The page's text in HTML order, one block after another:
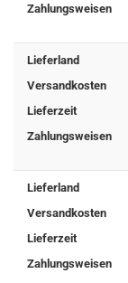
Zahlungsweisen
Lieferland
Versandkosten
Lieferzeit
Zahlungsweisen
Lieferland
Versandkosten
Lieferzeit
Zahlungsweisen